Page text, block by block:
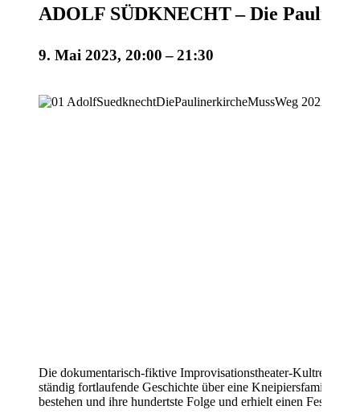
ADOLF SÜDKNECHT – Die
9. Mai 2023, 20:00–21:30
Die dokumentarisch-fiktive Improvisationstheater-
ständig fortlaufende Geschichte über eine Kneipiersfamilie im
bestehen und ihre hundertste Folge und erhielt einen